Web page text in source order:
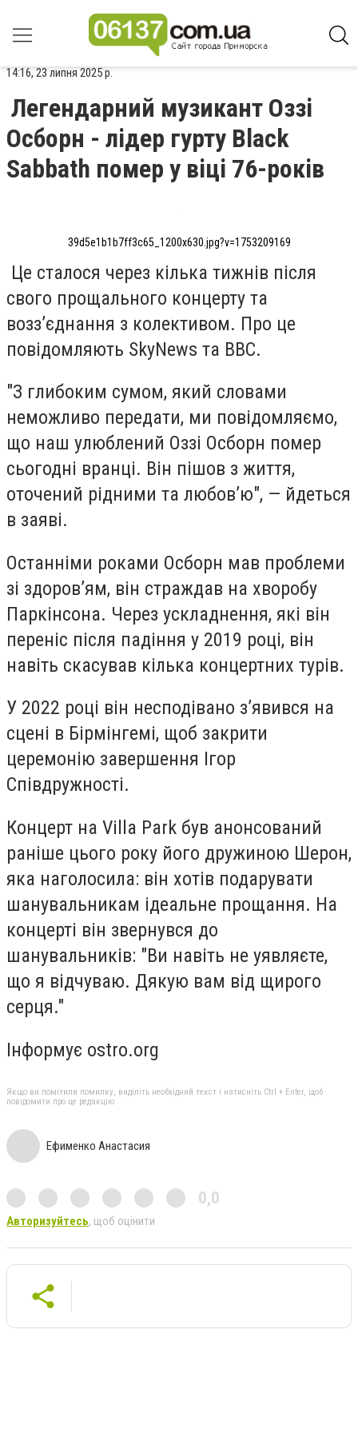
14:16, 23 липня 2025 р.
Легендарний музикант Оззі
Осборн - лідер гурту Black
Sabbath помер у віці 76-років
39d5e1b1b7ff3c65_1200x630.jpg?v=1753209169
Це сталося через кілька тижнів після
свого прощального концерту та
возз’єднання з колективом. Про це
повідомляють SkyNews та BBC.
"З глибоким сумом, який словами
неможливо передати, ми повідомляємо,
що наш улюблений Оззі Осборн помер
сьогодні вранці. Він пішов з життя,
оточений рідними та любов’ю", — йдеться
в заяві.
Останніми роками Осборн мав проблеми
зі здоров’ям, він страждав на хворобу
Паркінсона. Через ускладнення, які він
переніс після падіння у 2019 році, він
навіть скасував кілька концертних турів.
У 2022 році він несподівано з’явився на
сцені в Бірмінгемі, щоб закрити
церемонію завершення Ігор
Співдружності.
Концерт на Villa Park був анонсований
раніше цього року його дружиною Шерон,
яка наголосила: він хотів подарувати
шанувальникам ідеальне прощання. На
концерті він звернувся до
шанувальників: "Ви навіть не уявляєте,
що я відчуваю. Дякую вам від щирого
серця."
Інформує ostro.org
Якщо ви помітили помилку, виділіть необхідний текст і натисніть Ctrl + Enter, щоб
повідомити про це редакцію
Ефименко Анастасия
0,0
Авторизуйтесь, щоб оцінити